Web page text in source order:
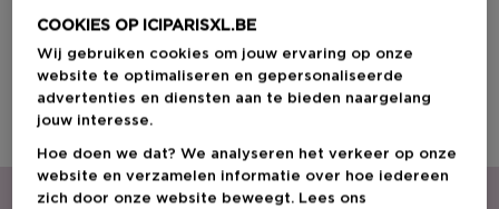
COOKIES OP ICIPARISXL.BE
Wij gebruiken cookies om jouw ervaring op onze
website te optimaliseren en gepersonaliseerde
advertenties en diensten aan te bieden naargelang
jouw interesse.
Hoe doen we dat? We analyseren het verkeer op onze
website en verzamelen informatie over hoe iedereen
zich door onze website beweegt. Lees ons